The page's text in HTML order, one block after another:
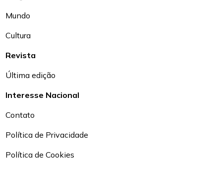
Mundo
Cultura
Revista
Última edição
Interesse Nacional
Contato
Política de Privacidade
Política de Cookies